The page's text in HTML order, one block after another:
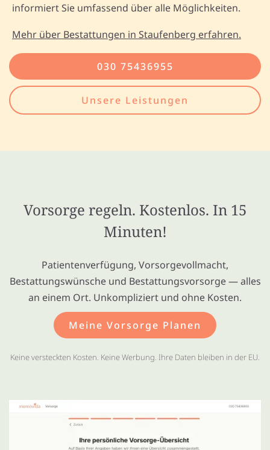
informiert Sie umfassend über alle Möglichkeiten.
Mehr über Bestattungen in Staufenberg erfahren.
030 75436955
Unsere Leistungen
Vorsorge regeln. Kostenlos. In 15
Minuten!
Patientenverfügung, Vorsorgevollmacht,
Bestattungswünsche und Bestattungsvorsorge — alles
an einem Ort. Unkompliziert und ohne Kosten.
Meine Vorsorge Planen
Keine versteckten Kosten. Keine Werbung. Ihre Daten bleiben in der EU.